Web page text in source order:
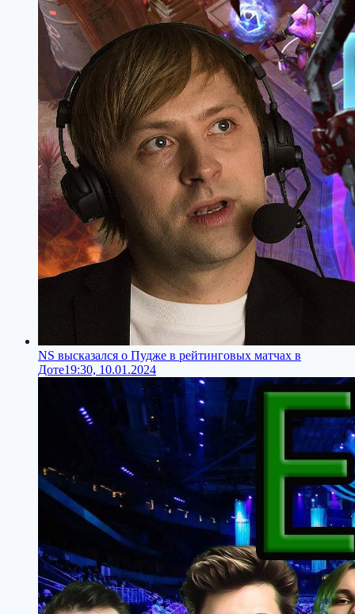
NS высказался о Пудже в рейтинговых матчах в
Доте19:30, 10.01.2024